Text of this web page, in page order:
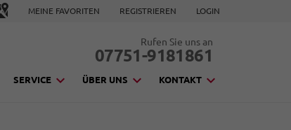
MEINE FAVORITEN REGISTRIEREN LOGIN
Rufen Sie uns an
07751-9181861
SERVICE ÜBER UNS KONTAKT